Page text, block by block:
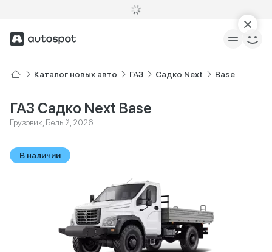
Каталог новых авто ГАЗ Садко Next Base
ГАЗ Садко Next Base
Грузовик, Белый, 2026
В наличии